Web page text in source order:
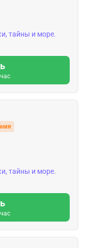
тайны и море.
тайны и море.